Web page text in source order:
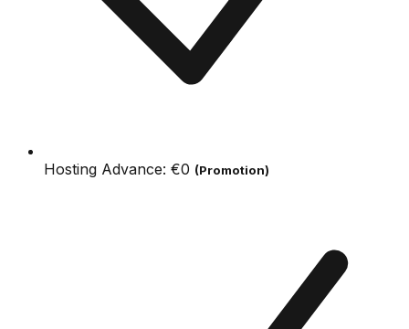
Hosting Advance: €0 (Promotion)